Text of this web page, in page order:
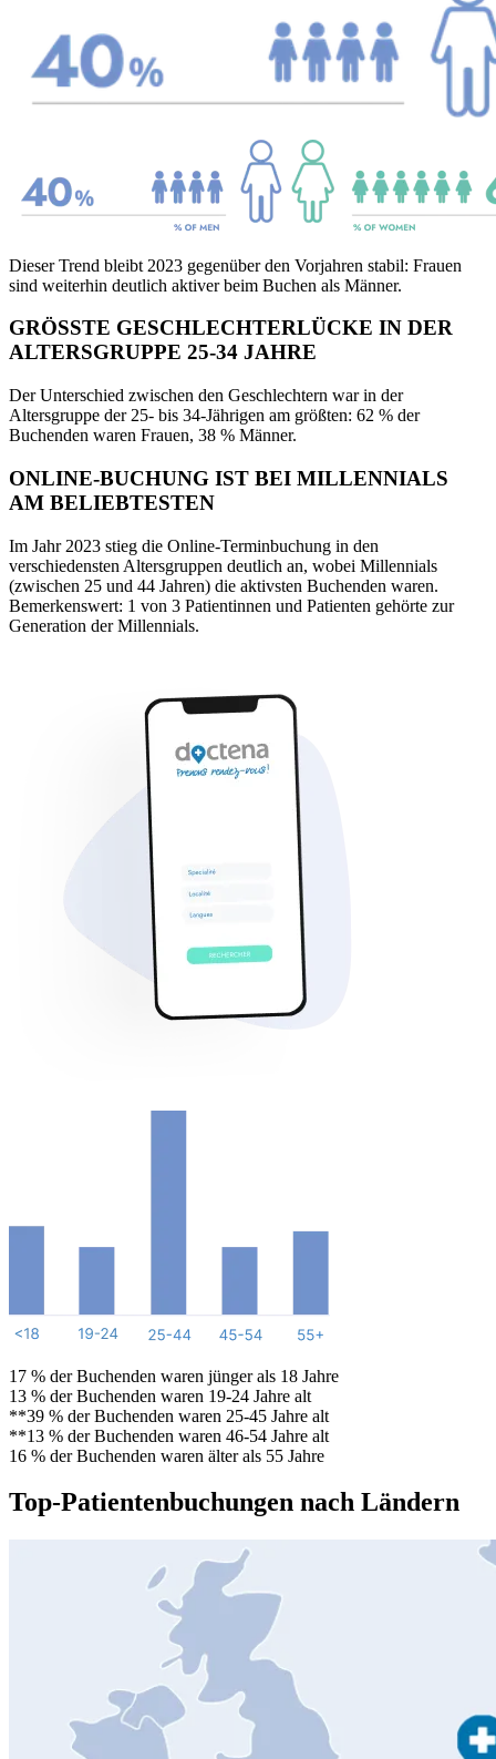
Dieser Trend bleibt 2023 gegenüber den Vorjahren stabil: Frauen
sind weiterhin deutlich aktiver beim Buchen als Männer.
GRÖSSTE GESCHLECHTERLÜCKE IN DER
ALTERSGRUPPE 25-34 JAHRE
Der Unterschied zwischen den Geschlechtern war in der
Altersgruppe der 25- bis 34-Jährigen am größten: 62 % der
Buchenden waren Frauen, 38 % Männer.
ONLINE-BUCHUNG IST BEI MILLENNIALS
AM BELIEBTESTEN
Im Jahr 2023 stieg die Online-Terminbuchung in den
verschiedensten Altersgruppen deutlich an, wobei Millennials
(zwischen 25 und 44 Jahren) die aktivsten Buchenden waren.
Bemerkenswert: 1 von 3 Patientinnen und Patienten gehörte zur
Generation der Millennials.
17 % der Buchenden waren jünger als 18 Jahre
13 % der Buchenden waren 19-24 Jahre alt
**39 % der Buchenden waren 25-45 Jahre alt
**13 % der Buchenden waren 46-54 Jahre alt
16 % der Buchenden waren älter als 55 Jahre
Top-Patientenbuchungen nach Ländern